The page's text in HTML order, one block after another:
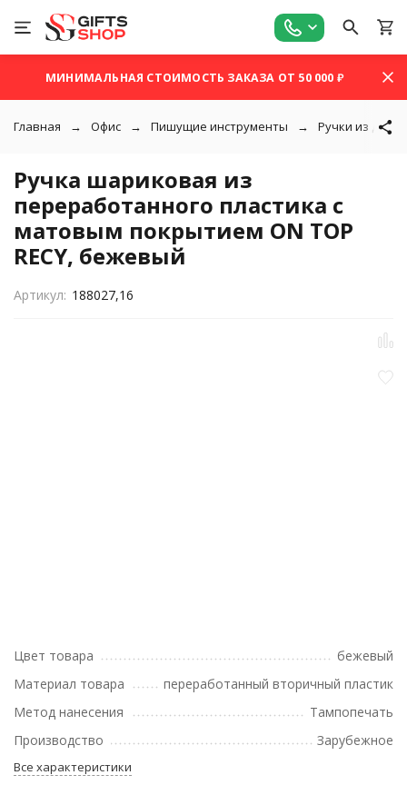
МИНИМАЛЬНАЯ СТОИМОСТЬ ЗАКАЗА ОТ 50 000 ₽
Главная Офис Пишущие инструменты Ручки из
Ручка шариковая из
переработанного пластика с
матовым покрытием ON TOP
RECY, бежевый
Артикул: 188027,16
Цвет товара
бежевый
Материал товара
переработанный вторичный пластик
Метод нанесения
Тампопечать
Производство
Зарубежное
Все характеристики